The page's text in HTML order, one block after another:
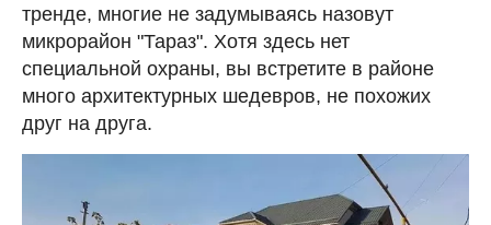
тренде, многие не задумываясь назовут
микрорайон "Тараз". Хотя здесь нет
специальной охраны, вы встретите в районе
много архитектурных шедевров, не похожих
друг на друга.